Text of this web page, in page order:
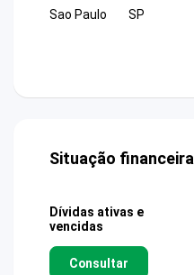
Sao Paulo
SP
Situação financeira
Dívidas ativas e
vencidas
Consultar